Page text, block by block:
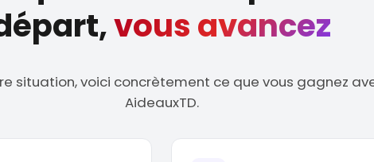
vous avancez
situation, voici concrètement ce que vous gagnez
AideauxTD.